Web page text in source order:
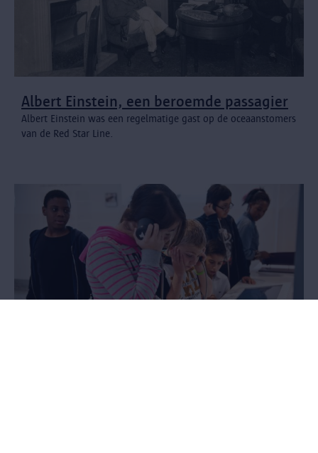
Albert Einstein, een beroemde passagier
Albert Einstein was een regelmatige gast op de oceaanstomers
van de Red Star Line.